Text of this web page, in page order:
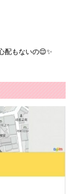
配もないの😌✨